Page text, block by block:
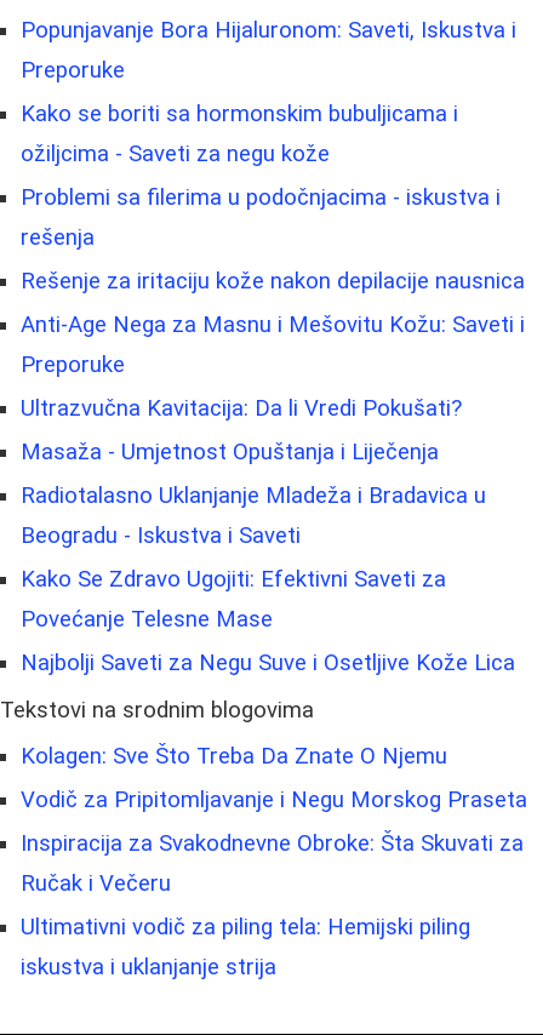
Popunjavanje Bora Hijaluronom: Saveti, Iskustva i
Preporuke
Kako se boriti sa hormonskim bubuljicama i
ožiljcima - Saveti za negu kože
Problemi sa filerima u podočnjacima - iskustva i
rešenja
Rešenje za iritaciju kože nakon depilacije nausnica
Anti-Age Nega za Masnu i Mešovitu Kožu: Saveti i
Preporuke
Ultrazvučna Kavitacija: Da li Vredi Pokušati?
Masaža - Umjetnost Opuštanja i Liječenja
Radiotalasno Uklanjanje Mladeža i Bradavica u
Beogradu - Iskustva i Saveti
Kako Se Zdravo Ugojiti: Efektivni Saveti za
Povećanje Telesne Mase
Najbolji Saveti za Negu Suve i Osetljive Kože Lica
Tekstovi na srodnim blogovima
Kolagen: Sve Što Treba Da Znate O Njemu
Vodič za Pripitomljavanje i Negu Morskog Praseta
Inspiracija za Svakodnevne Obroke: Šta Skuvati za
Ručak i Večeru
Ultimativni vodič za piling tela: Hemijski piling
iskustva i uklanjanje strija